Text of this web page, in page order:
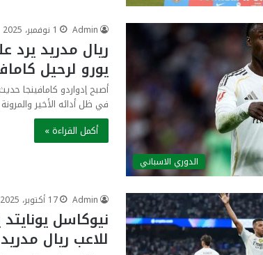
الدوري الاسباني
Admin 1 نوفمبر، 2025
يورو لرحيل
أصبح إدواردو كامافينجا
في ظل أدائه الأخير
أكمل القراءة »
Admin 17 أكتوبر، 2025
نيوكاسل
للاعب ريال مدريد